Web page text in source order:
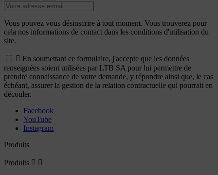
Vous pouvez vous désinscrire à tout moment. Vous trouverez pour
cela nos informations de contact dans les conditions d'utilisation du
site.
 En soumettant ce formulaire, j'accepte que les données
renseignées soient utilisées par LTB SA pour lui permettre de
prendre connaissance de votre demande, y répondre ainsi que, le cas
échéant, assurer la gestion de la relation contractuelle qui pourrait en
découler.
Facebook
YouTube
Instagram
Produits
Produits  